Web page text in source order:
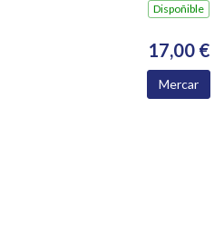
Dispoñible
17,00 €
Mercar